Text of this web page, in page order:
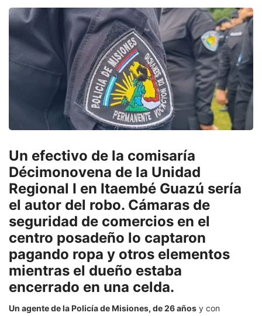
Un efectivo de la comisaría
Décimonovena de la Unidad
Regional I en Itaembé Guazú sería
el autor del robo. Cámaras de
seguridad de comercios en el
centro posadeño lo captaron
pagando ropa y otros elementos
mientras el dueño estaba
encerrado en una celda.
Un agente de la Policía de Misiones, de 26 años y con